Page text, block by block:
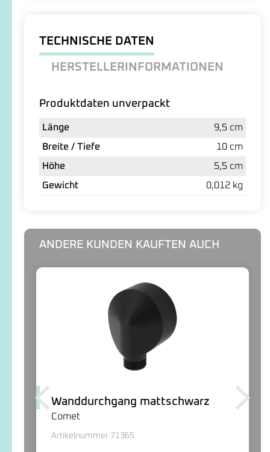
TECHNISCHE DATEN
HERSTELLERINFORMATIONEN
Produktdaten unverpackt
Länge
9,5 cm
Breite / Tiefe
10 cm
Höhe
5,5 cm
Gewicht
0,012 kg
ANDERE KUNDEN KAUFTEN AUCH
Wanddurchgang mattschwarz
Comet
Artikelnummer 71365